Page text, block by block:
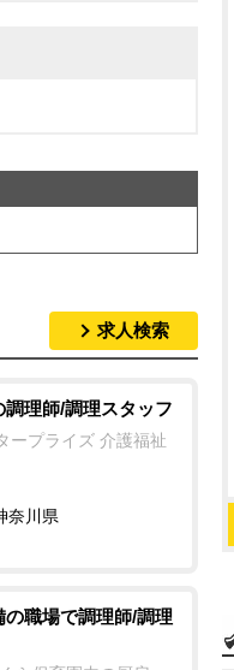
求人検索
理師/調理スタッフ
ープライズ 介護福祉
奈川県
職場で調理師/調理